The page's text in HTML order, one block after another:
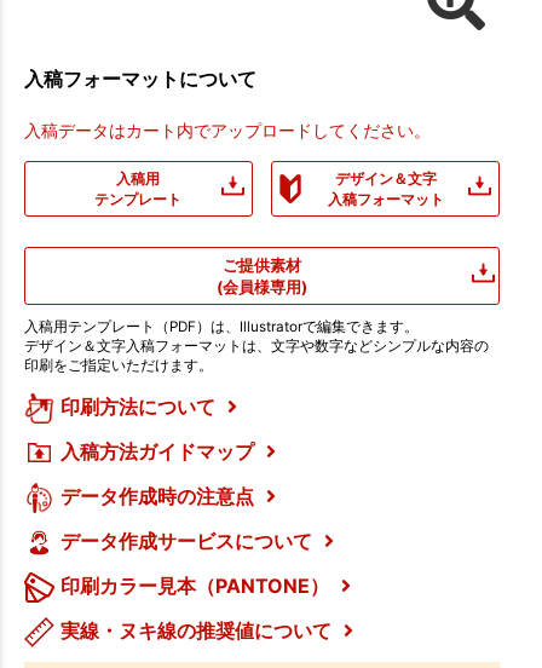
入稿フォーマットについて
入稿データはカート内でアップロードしてください。
入稿用
テンプレート
デザイン＆文字
入稿フォーマット
ご提供素材
(会員様専用)
入稿用テンプレート（PDF）は、Illustratorで編集できます。
デザイン＆文字入稿フォーマットは、文字や数字などシンプルな内容の
印刷をご指定いただけます。
印刷方法について
入稿方法ガイドマップ
データ作成時の注意点
データ作成サービスについて
印刷カラー見本（PANTONE）
実線・ヌキ線の推奨値について